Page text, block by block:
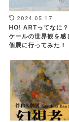
2024.05.17
HO! ARTってなに
ケールの世界観を感
個展に行ってみた！